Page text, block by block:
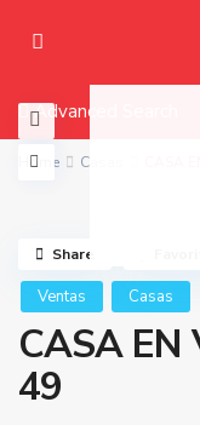
Advanced Search
Home Casas CASA
Ventas Casas
CASA EN
49
Share